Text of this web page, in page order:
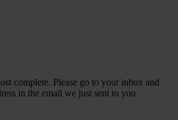
complete. Please go to your inbox and
in the email we just sent to you